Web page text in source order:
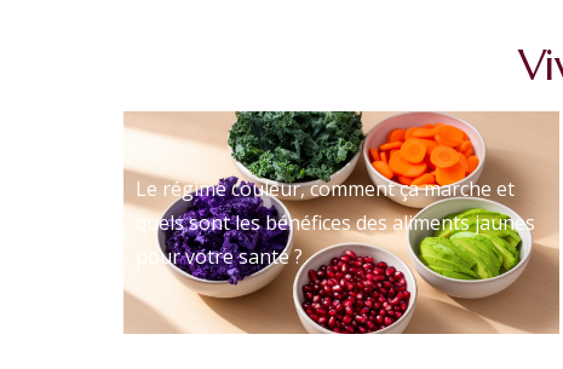
Le régime couleur, comment ça marche et
quels sont les bénéfices des aliments jaunes
pour votre santé ?